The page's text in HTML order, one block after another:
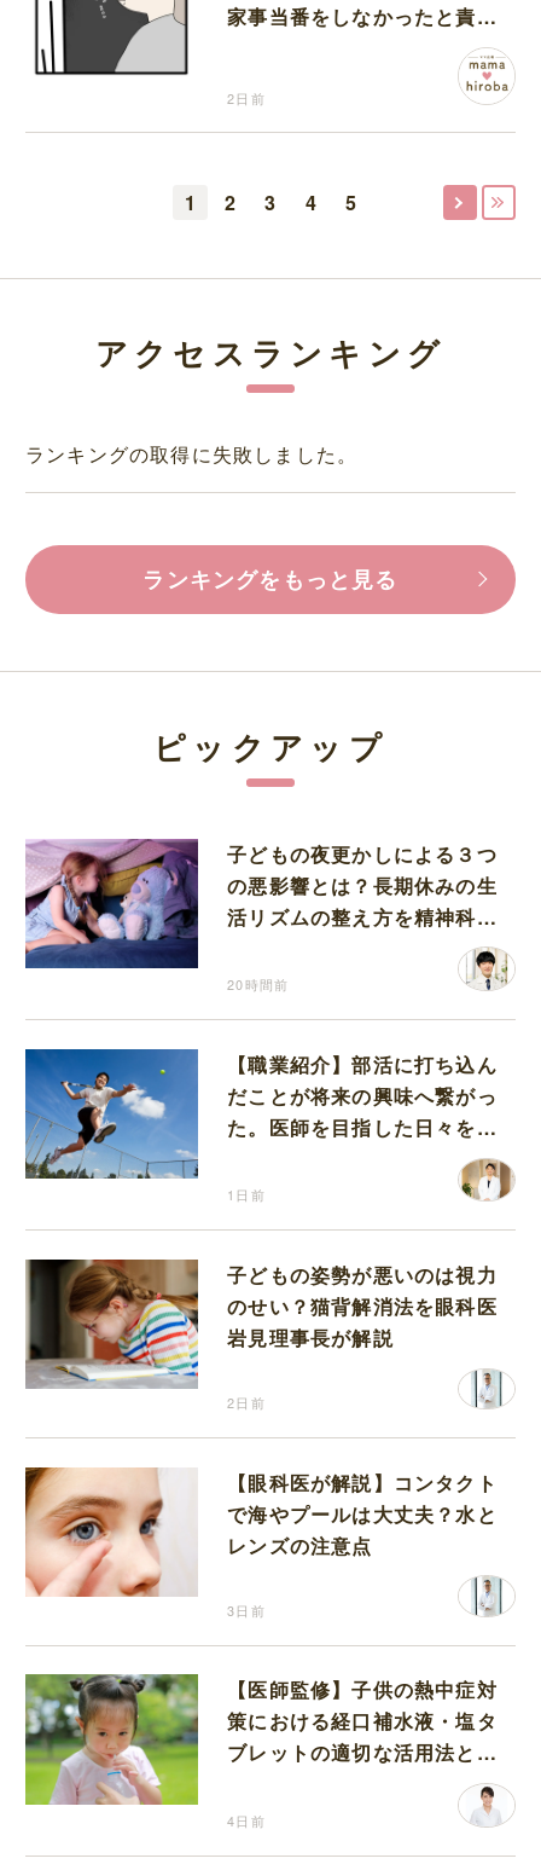
家事当番をしなかったと責め
2日前
1 2 3 4 5
アクセスランキング
ランキングの取得に失敗しました。
ランキングをもっと見る
ピックアップ
子どもの夜更かしによる３つ
の悪影響とは？長期休みの生
活リズムの整え方を精神科医
20時間前
【職業紹介】部活に打ち込ん
だことが将来の興味へ繋がっ
た。医師を目指した日々を振
1日前
子どもの姿勢が悪いのは視力
のせい？猫背解消法を眼科医
岩見理事長が解説
2日前
【眼科医が解説】コンタクト
で海やプールは大丈夫？水と
レンズの注意点
3日前
【医師監修】子供の熱中症対
策における経口補水液・塩タ
ブレットの適切な活用法と水
4日前